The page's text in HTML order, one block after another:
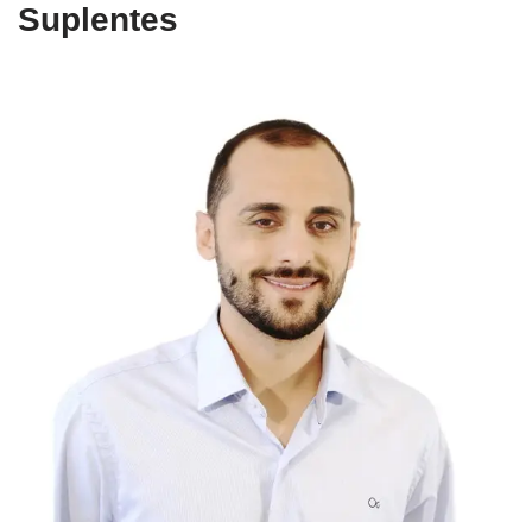
Suplentes